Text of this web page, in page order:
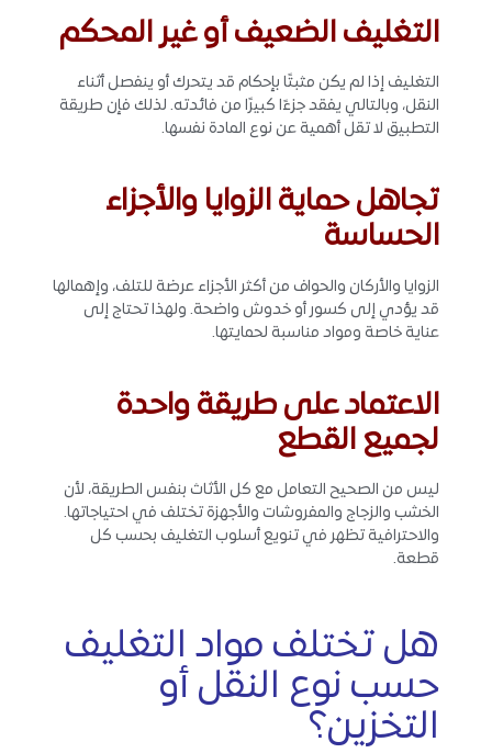
التغليف الضعيف أو غير المحكم
التغليف إذا لم يكن مثبتًا بإحكام قد يتحرك أو ينفصل أثناء
النقل، وبالتالي يفقد جزءًا كبيرًا من فائدته. لذلك فإن طريقة
التطبيق لا تقل أهمية عن نوع المادة نفسها.
تجاهل حماية الزوايا والأجزاء
الحساسة
الزوايا والأركان والحواف من أكثر الأجزاء عرضة للتلف، وإهمالها
قد يؤدي إلى كسور أو خدوش واضحة. ولهذا تحتاج إلى
عناية خاصة ومواد مناسبة لحمايتها.
الاعتماد على طريقة واحدة
لجميع القطع
ليس من الصحيح التعامل مع كل الأثاث بنفس الطريقة، لأن
الخشب والزجاج والمفروشات والأجهزة تختلف في احتياجاتها.
والاحترافية تظهر في تنويع أسلوب التغليف بحسب كل
قطعة.
هل تختلف مواد التغليف
حسب نوع النقل أو
التخزين؟